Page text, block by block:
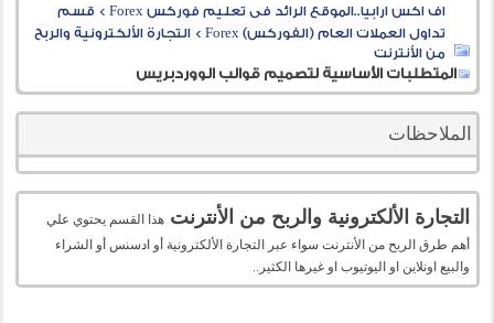
اف اكس ارابيا..الموقع الرائد فى تعليم فوركس Forex > قسم
تداول العملات العام (الفوركس) Forex
>التجارة الألكترونية والربح
من الأنترنت
المتطلبات الأساسية لتصميم قوالب الووردبريس
الملاحظات
التجارة الألكترونية والربح من الأنترنت هذا القسم يحتوي علي
أهم طرق الربح من الأنترنت سواء عبر التجارة الألكترونية أو ادسنس أو الشراء
والبيع اونلاين او اليوتيوب او غيرها الكثير..